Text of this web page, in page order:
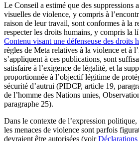
Le Conseil a estimé que des suppressions
visuelles de violence, y compris à
raison de leur travail, sont conformes à la
respecter les droits humains, y compris la
Contenu visant une défenseuse des droits
règles de Meta relatives à la violence et à
s’appliquent à ces publications, sont
satisfaire à l’exigence de légalité, et la
proportionnée à l’objectif légitime de
sécurité d’autrui (PIDCP, article 19,
de l’homme des Nations unies,
paragraphe 25).
Dans le contexte de l’expression
les menaces de violence sont parfois
devraient être autorisées (voir